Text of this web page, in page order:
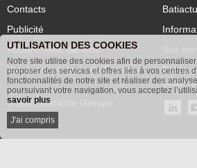
Publicité
Abonnement Batiactu
Voir les contenus+ de Batiactu
Site
cookies
© 2026 Batiactu Groupe
UTILISATION DES COOKIES
Notre site utilise des cookies afin de
proposer des services et offres liés à vos centres
fonctionnalités de notre site et réaliser des
poursuivant votre navigation, vous acceptez
savoir plus
J'ai compris